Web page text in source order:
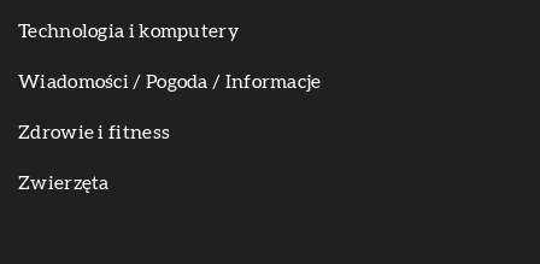
Technologia i komputery
Wiadomości / Pogoda / Informacje
Zdrowie i fitness
Zwierzęta